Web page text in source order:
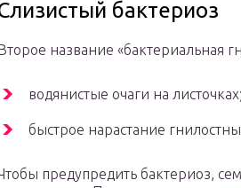
бактериоз
название «бактериальная
водянистые очаги на листочках;
быстрое нарастание
предупредить бактериоз,